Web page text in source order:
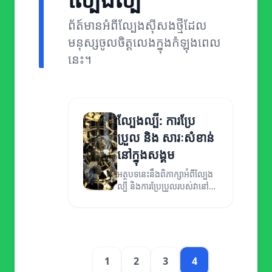
ព័ត៍មានអំពីល្បែងស៊ីសងថ្មីដែល
មនុស្សចូលចិត្តលេងក្នុងកំឡុងពេល
នេះ។
ល្បែងល្បី: ការប្រែ
ប្រួល និង សារៈសំខាន់
នៅក្នុងសង្គម
អត្ថបទនេះនឹងពិភាក្សាអំពីល្បែង
ល្បី និងការប្រែប្រួលរបស់វានៅ
1 2 3 4